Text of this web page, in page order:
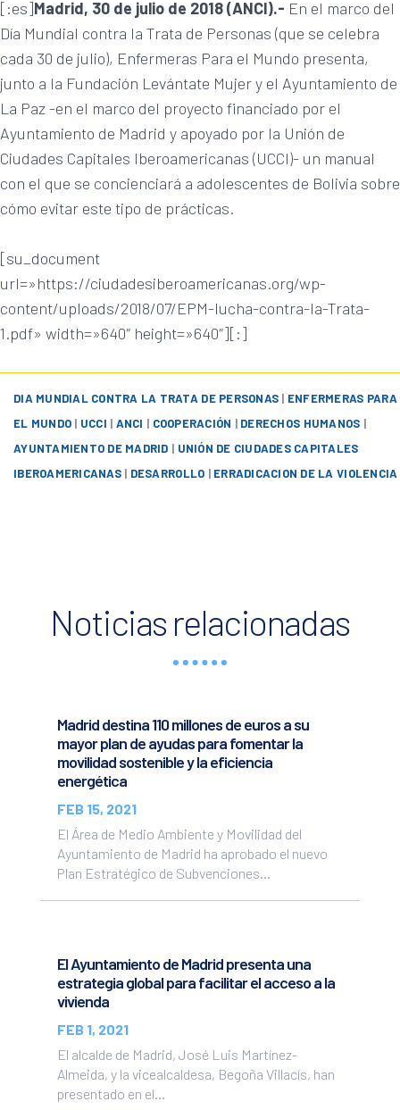
[:es]Madrid, 30 de julio de 2018 (ANCI).- En el marco del
Día Mundial contra la Trata de Personas (que se celebra
cada 30 de julio), Enfermeras Para el Mundo presenta,
junto a la Fundación Levántate Mujer y el Ayuntamiento de
La Paz -en el marco del proyecto financiado por el
Ayuntamiento de Madrid y apoyado por la Unión de
Ciudades Capitales Iberoamericanas (UCCI)- un manual
con el que se concienciará a adolescentes de Bolivia sobre
cómo evitar este tipo de prácticas.
[su_document
url=»https://ciudadesiberoamericanas.org/wp-
content/uploads/2018/07/EPM-lucha-contra-la-Trata-
1.pdf» width=»640″ height=»640″][:]
DIA MUNDIAL CONTRA LA TRATA DE PERSONAS | ENFERMERAS PARA
EL MUNDO | UCCI | ANCI | COOPERACIÓN | DERECHOS HUMANOS |
AYUNTAMIENTO DE MADRID | UNIÓN DE CIUDADES CAPITALES
IBEROAMERICANAS| DESARROLLO | ERRADICACION DE LA VIOLENCIA
Noticias relacionadas
Madrid destina 110 millones de euros a su
mayor plan de ayudas para fomentar la
movilidad sostenible y la eficiencia
energética
FEB 15, 2021
El Área de Medio Ambiente y Movilidad del
Ayuntamiento de Madrid ha aprobado el nuevo
Plan Estratégico de Subvenciones...
El Ayuntamiento de Madrid presenta una
estrategia global para facilitar el acceso a la
vivienda
FEB 1, 2021
El alcalde de Madrid, José Luis Martínez-
Almeida, y la vicealcaldesa, Begoña Villacís, han
presentado en el...